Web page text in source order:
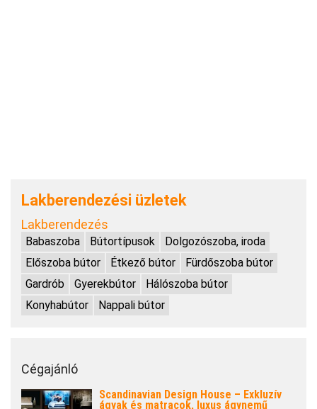
Lakberendezési üzletek
Lakberendezés
Babaszoba Bútortípusok
Dolgozószoba, iroda
Előszoba bútor
Étkező bútor
Fürdőszoba bútor
Gardrób
Gyerekbútor
Hálószoba bútor
Konyhabútor
Nappali bútor
Cégajánló
Scandinavian Design House – Exkluzív
ágyak és matracok, luxus ágynemű